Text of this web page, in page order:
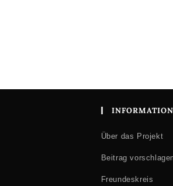
Über das Projekt
Beitrag
Freundeskreis